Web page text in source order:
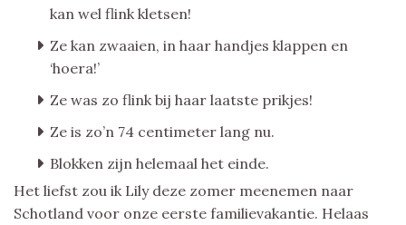
kan wel flink kletsen!
Ze kan zwaaien, in haar handjes klappen en
‘hoera!’
Ze was zo flink bij haar laatste prikjes!
Ze is zo’n 74 centimeter lang nu.
Blokken zijn helemaal het einde.
Het liefst zou ik Lily deze zomer meenemen naar
Schotland voor onze eerste familievakantie. Helaas